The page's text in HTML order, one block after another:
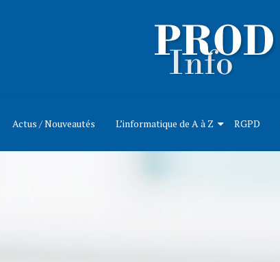
Actus / Nouveautés L’informatique de A à Z RGPD